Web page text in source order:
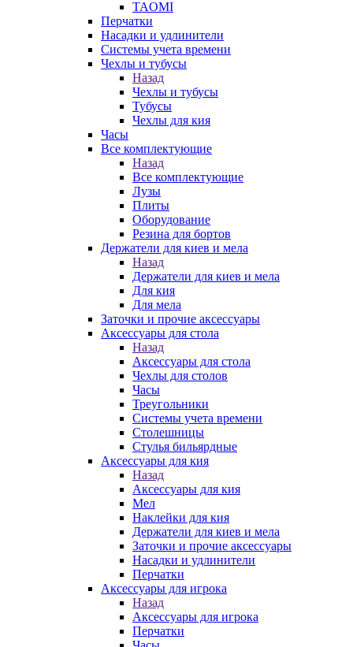
TAOMI
Перчатки
Насадки и удлинители
Системы учета времени
Чехлы и тубусы
Назад
Чехлы и тубусы
Тубусы
Чехлы для кия
Часы
Все комплектующие
Назад
Все комплектующие
Лузы
Плиты
Оборудование
Резина для бортов
Держатели для киев и мела
Назад
Держатели для киев и мела
Для кия
Для мела
Заточки и прочие аксессуары
Аксессуары для стола
Назад
Аксессуары для стола
Чехлы для столов
Часы
Треугольники
Системы учета времени
Столешницы
Стулья бильярдные
Аксессуары для кия
Назад
Аксессуары для кия
Мел
Наклейки для кия
Держатели для киев и мела
Заточки и прочие аксессуары
Насадки и удлинители
Перчатки
Аксессуары для игрока
Назад
Аксессуары для игрока
Перчатки